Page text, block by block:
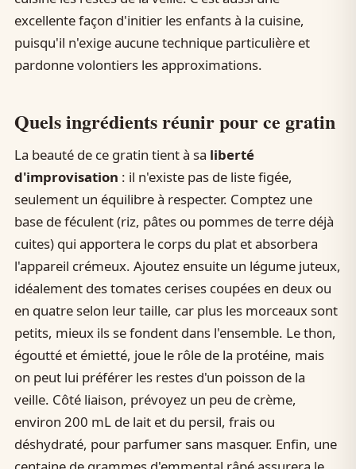
excellente façon d'initier les enfants à la cuisine,
puisqu'il n'exige aucune technique particulière et
pardonne volontiers les approximations.
Quels ingrédients réunir pour ce gratin
La beauté de ce gratin tient à sa liberté
d'improvisation : il n'existe pas de liste figée,
seulement un équilibre à respecter. Comptez une
base de féculent (riz, pâtes ou pommes de terre déjà
cuites) qui apportera le corps du plat et absorbera
l'appareil crémeux. Ajoutez ensuite un légume juteux,
idéalement des tomates cerises coupées en deux ou
en quatre selon leur taille, car plus les morceaux sont
petits, mieux ils se fondent dans l'ensemble. Le thon,
égoutté et émietté, joue le rôle de la protéine, mais
on peut lui préférer les restes d'un poisson de la
veille. Côté liaison, prévoyez un peu de crème,
environ 200 mL de lait et du persil, frais ou
déshydraté, pour parfumer sans masquer. Enfin, une